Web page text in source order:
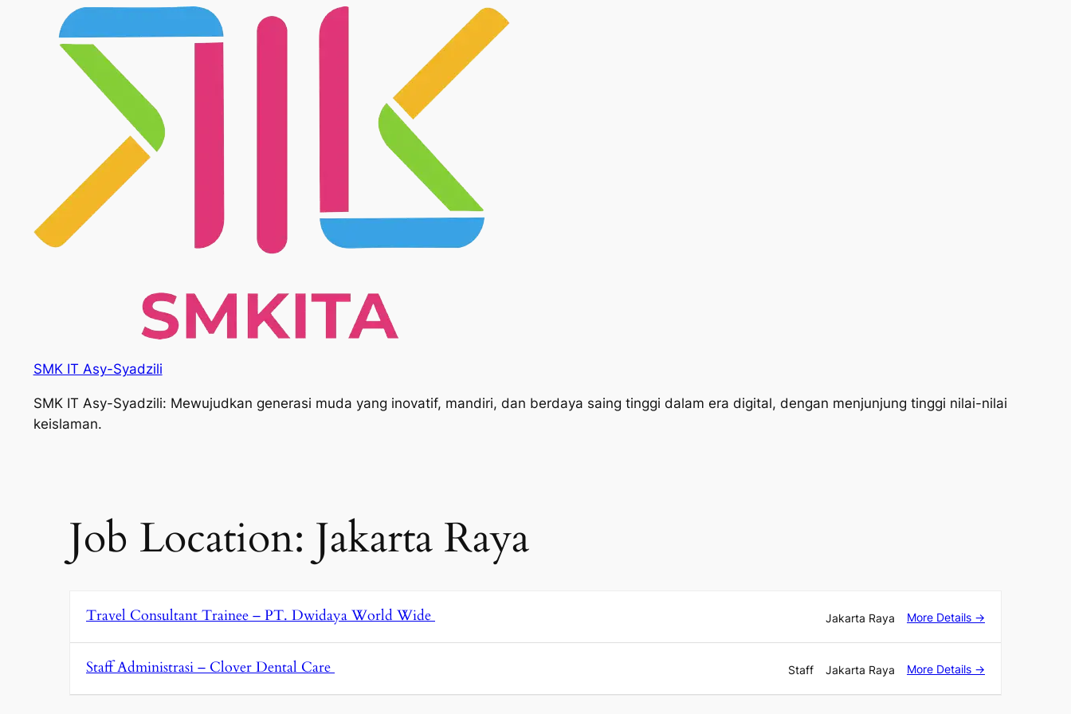
SMK IT Asy-Syadzili
SMK IT Asy-Syadzili: Mewujudkan generasi muda yang inovatif, mandiri, dan berdaya saing tinggi dalam era digital, dengan menjunjung tinggi nilai-nilai
keislaman.
Job Location: Jakarta Raya
Travel Consultant Trainee – PT. Dwidaya World Wide Jakarta Raya More Details
Staff Administrasi – Clover Dental Care Staff Jakarta Raya More Details